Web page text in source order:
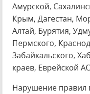
Амурской,
Крым, Дагестан,
Алтай, Бурятия,
Пермского,
Забайкальского,
краев, Еврейской
Нарушение правил